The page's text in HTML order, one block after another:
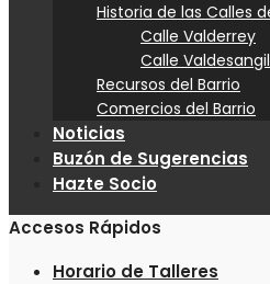
Historia de las Calles
Calle Valderrey
Calle Valdesangil
Recursos del Barrio
Comercios del Barrio
Noticias
Buzón de Sugerencias
Hazte Socio
Accesos Rápidos
Horario de Talleres